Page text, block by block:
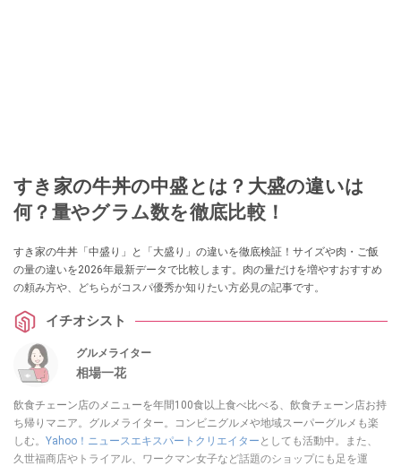
すき家の牛丼の中盛とは？大盛の違いは
何？量やグラム数を徹底比較！
すき家の牛丼「中盛り」と「大盛り」の違いを徹底検証！サイズや肉・ご飯
の量の違いを2026年最新データで比較します。肉の量だけを増やすおすすめ
の頼み方や、どちらがコスパ優秀か知りたい方必見の記事です。
イチオシスト
グルメライター
相場一花
飲食チェーン店のメニューを年間100食以上食べ比べる、飲食チェーン店お持
ち帰りマニア。グルメライター。コンビニグルメや地域スーパーグルメも楽
しむ。 Yahoo！ニュースエキスパートクリエイター としても活動中。また、
久世福商店やトライアル、ワークマン女子など話題のショップにも足を運